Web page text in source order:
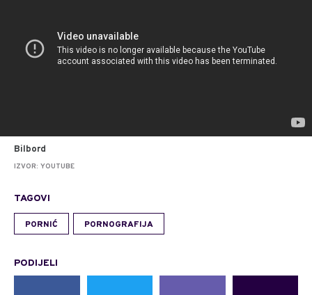
Bilbord
IZVOR: YOUTUBE
TAGOVI
PORNIĆ PORNOGRAFIJA
PODIJELI